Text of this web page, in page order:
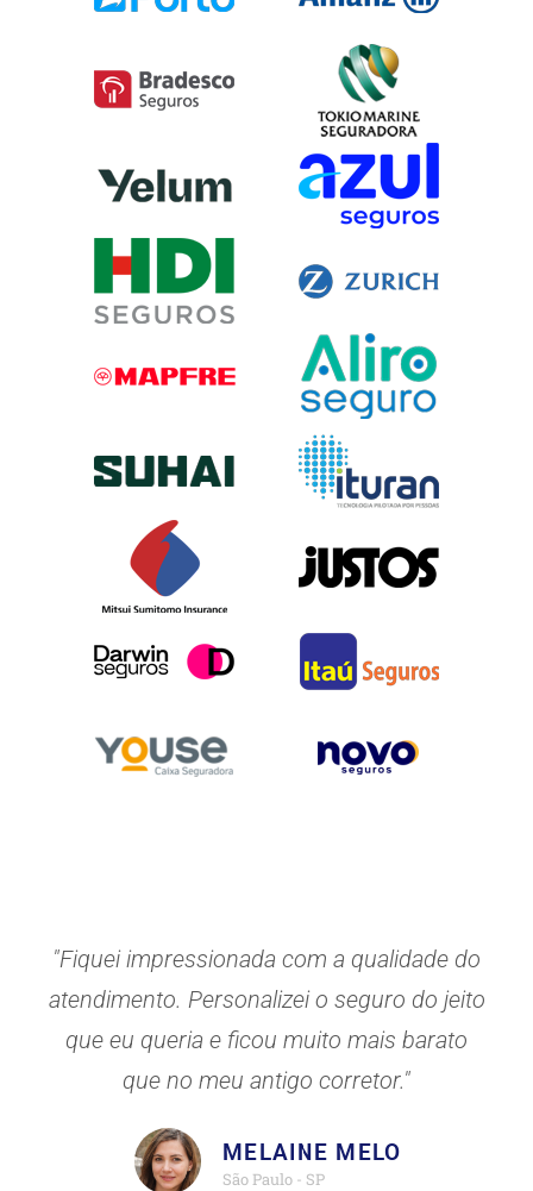
"Fiquei impressionada com a qualidade do
atendimento. Personalizei o seguro do jeito
que eu queria e ficou muito mais barato
que no meu antigo corretor."
MELAINE MELO
São Paulo - SP